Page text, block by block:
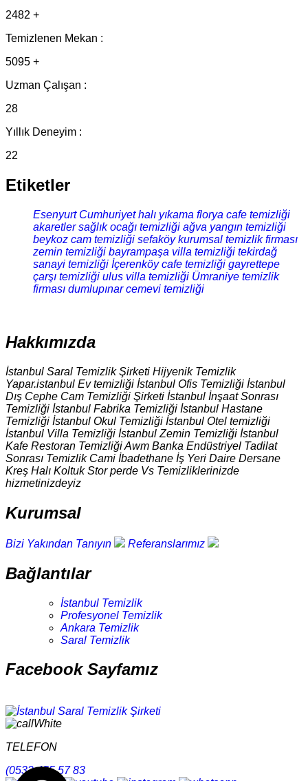
2482 +
Temizlenen Mekan :
5095 +
Uzman Çalışan :
28
Yıllık Deneyim :
22
Etiketler
Esenyurt Cumhuriyet halı yıkama florya cafe temizliği
akaretler sağlık ocağı temizliği ağva yangın temizliği
beykoz cam temizliği sefaköy kurumsal temizlik firması
zemin temizliği bayrampaşa villa temizliği tekirdağ
sanayi temizliği İçerenköy cafe temizliği gayrettepe
çarşı temizliği ulus villa temizliği Ümraniye temizlik
firması dumlupınar cemevi temizliği
Hakkımızda
İstanbul Saral Temizlik Şirketi Hijyenik Temizlik
Yapar.istanbul Ev temizliği İstanbul Ofis Temizliği İstanbul
Dış Cephe Cam Temizliği Şirketi İstanbul İnşaat Sonrası
Temizliği İstanbul Fabrika Temizliği İstanbul Hastane
Temizliği İstanbul Okul Temizliği İstanbul Otel temizliği
İstanbul Villa Temizliği İstanbul Zemin Temizliği İstanbul
Kafe Restoran Temizliği Awm Banka Endüstriyel Tadilat
Sonrası Temizlik Cami İbadethane İş Yeri Daire Dersane
Kreş Halı Koltuk Stor perde Vs Temizliklerinizde
hizmetinizdeyiz
Kurumsal
Bizi Yakından Tanıyın Referanslarımız
Bağlantılar
İstanbul Temizlik
Profesyonel Temizlik
Ankara Temizlik
Saral Temizlik
Facebook Sayfamız
TELEFON
(0532 455 57 83